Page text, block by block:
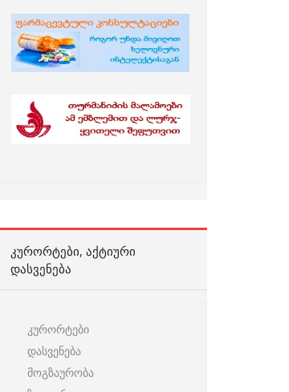
ᲙᲣᲠᲝᲠᲢᲔᲑᲘ, ᲐᲥᲢᲘᲣᲠᲘ
ᲓᲐᲡᲕᲔᲜᲔᲑᲐ
კურორტები
დასვენება
მოგზაურობა